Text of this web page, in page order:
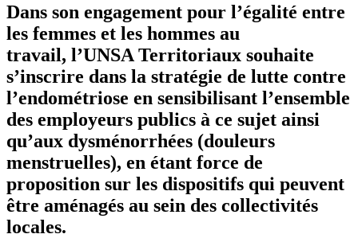
Dans son engagement pour l’égalité entre
les femmes et les hommes au
travail, l’UNSA Territoriaux souhaite
s’inscrire dans la stratégie de lutte contre
l’endométriose en sensibilisant l’ensemble
des employeurs publics à ce sujet ainsi
qu’aux dysménorrhées (douleurs
menstruelles), en étant force de
proposition sur les dispositifs qui peuvent
être aménagés au sein des collectivités
locales.